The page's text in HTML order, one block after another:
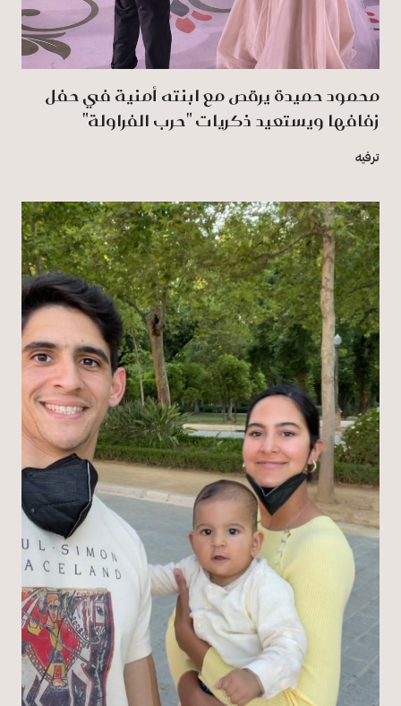
محمود حميدة يرقص مع ابنته أمنية في حفل
زفافها ويستعيد ذكريات "حرب الفراولة"
ترفيه